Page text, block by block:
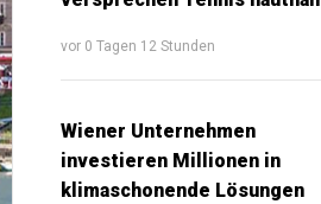
vor 0 Tagen 12 Stunden
Wiener Unternehmen
investieren Millionen in
klimaschonende Lösungen